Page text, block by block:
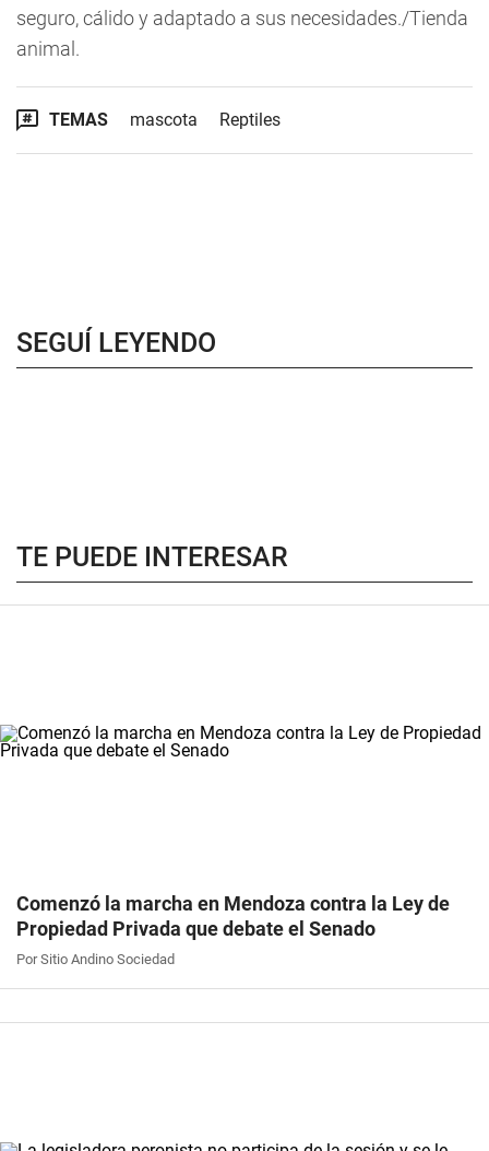
seguro, cálido y adaptado a sus necesidades./Tienda
animal.
TEMAS mascota Reptiles
SEGUÍ LEYENDO
TE PUEDE INTERESAR
Comenzó la marcha en Mendoza contra la Ley de
Propiedad Privada que debate el Senado
Por Sitio Andino Sociedad